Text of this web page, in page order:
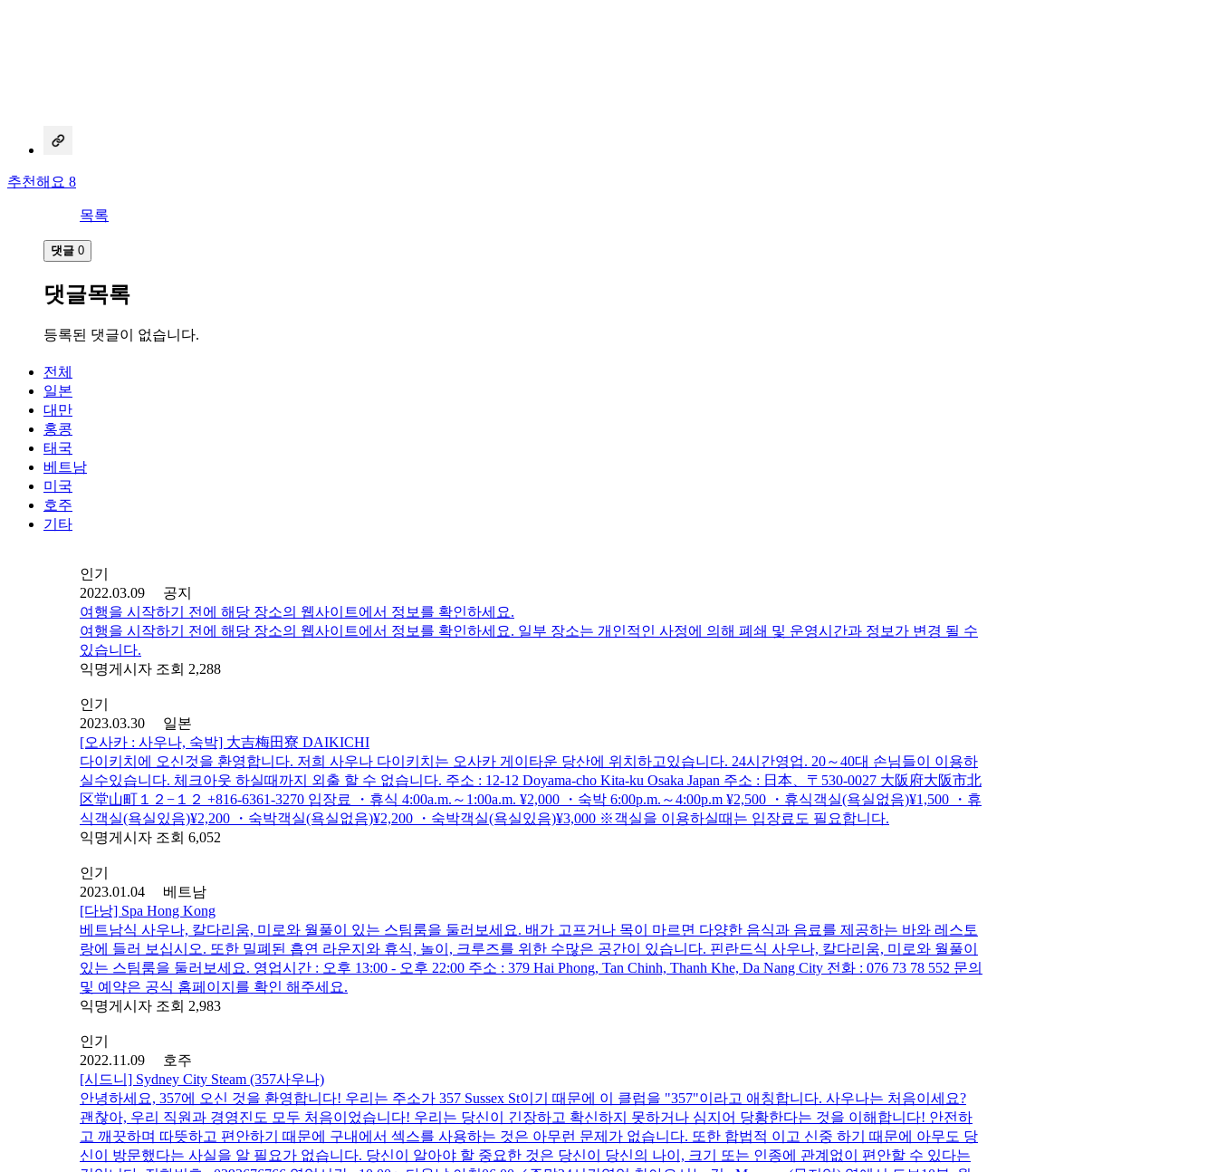
추천해요 8
목록
댓글 0
댓글목록
등록된 댓글이 없습니다.
전체
일본
대만
홍콩
태국
베트남
미국
호주
기타
인기
2022.03.09 공지
여행을 시작하기 전에 해당 장소의 웹사이트에서 정보를 확인하세요.
여행을 시작하기 전에 해당 장소의 웹사이트에서 정보를 확인하세요. 일부 장소는 개인적인 사정에 의해 폐쇄 및 운영시간과 정보가 변경 될 수
있습니다.
익명게시자 조회 2,288
인기
2023.03.30 일본
[오사카 : 사우나, 숙박] 大吉梅田寮 DAIKICHI
다이키치에 오신것을 환영합니다. 저희 사우나 다이키치는 오사카 게이타운 당산에 위치하고있습니다. 24시간영업. 20～40대 손님들이 이용하
실수있습니다. 체크아웃 하실때까지 외출 할 수 없습니다. 주소 : 12-12 Doyama-cho Kita-ku Osaka Japan 주소 : 日本、〒530-0027 大阪府大阪市北
区堂山町１２−１２ +816-6361-3270 입장료 ・휴식 4:00a.m.～1:00a.m. ¥2,000 ・숙박 6:00p.m.～4:00p.m ¥2,500 ・휴식객실(욕실없음)¥1,500 ・휴
식객실(욕실있음)¥2,200 ・숙박객실(욕실없음)¥2,200 ・숙박객실(욕실있음)¥3,000 ※객실을 이용하실때는 입장료도 필요합니다.
익명게시자 조회 6,052
인기
2023.01.04 베트남
[다낭] Spa Hong Kong
베트남식 사우나, 칼다리움, 미로와 월풀이 있는 스팀룸을 둘러보세요. 배가 고프거나 목이 마르면 다양한 음식과 음료를 제공하는 바와 레스토
랑에 들러 보십시오. 또한 밀폐된 흡연 라운지와 휴식, 놀이, 크루즈를 위한 수많은 공간이 있습니다. 핀란드식 사우나, 칼다리움, 미로와 월풀이
있는 스팀룸을 둘러보세요. 영업시간 : 오후 13:00 - 오후 22:00 주소 : 379 Hai Phong, Tan Chinh, Thanh Khe, Da Nang City 전화 : 076 73 78 552 문의
및 예약은 공식 홈페이지를 확인 해주세요.
익명게시자 조회 2,983
인기
2022.11.09 호주
[시드니] Sydney City Steam (357사우나)
안녕하세요, 357에 오신 것을 환영합니다! 우리는 주소가 357 Sussex St이기 때문에 이 클럽을 "357"이라고 애칭합니다. 사우나는 처음이세요?
괜찮아, 우리 직원과 경영진도 모두 처음이었습니다! 우리는 당신이 긴장하고 확신하지 못하거나 심지어 당황한다는 것을 이해합니다! 안전하
고 깨끗하며 따뜻하고 편안하기 때문에 구내에서 섹스를 사용하는 것은 아무런 문제가 없습니다. 또한 합법적 이고 신중 하기 때문에 아무도 당
신이 방문했다는 사실을 알 필요가 없습니다. 당신이 알아야 할 중요한 것은 당신이 당신의 나이, 크기 또는 인종에 관계없이 편안할 수 있다는